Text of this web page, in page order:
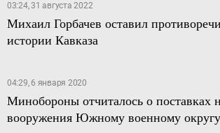
03:24, 31 августа 2022
Михаил Горбачев оставил
истории Кавказа
04:29, 6 января 2020
Минобороны отчиталось о поставках
вооружения Южному военному округу